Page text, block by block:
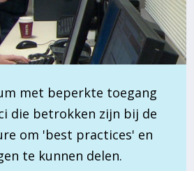
met beperkte toegang
die betrokken zijn bij de
om 'best practices' en
te kunnen delen.